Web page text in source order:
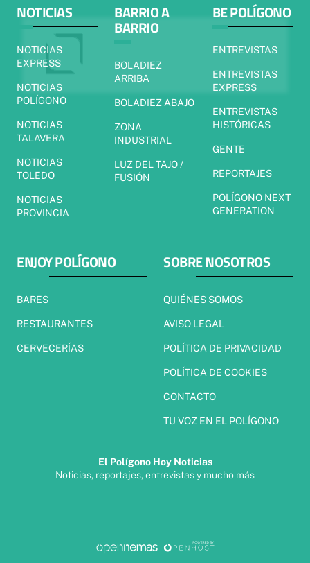
NOTICIAS
NOTICIAS
EXPRESS
NOTICIAS
POLÍGONO
NOTICIAS
TALAVERA
NOTICIAS
TOLEDO
NOTICIAS
PROVINCIA
BARRIO A
BARRIO
BOLADIEZ
ARRIBA
BOLADIEZ ABAJO
ZONA
INDUSTRIAL
LUZ DEL TAJO /
FUSIÓN
BE POLÍGONO
ENTREVISTAS
ENTREVISTAS
EXPRESS
ENTREVISTAS
HISTÓRICAS
GENTE
REPORTAJES
POLÍGONO NEXT
GENERATION
ENJOY POLÍGONO
BARES
RESTAURANTES
CERVECERÍAS
SOBRE NOSOTROS
QUIÉNES SOMOS
AVISO LEGAL
POLÍTICA DE PRIVACIDAD
POLÍTICA DE COOKIES
CONTACTO
TU VOZ EN EL POLÍGONO
El Polígono Hoy Noticias
Noticias, reportajes, entrevistas y mucho más